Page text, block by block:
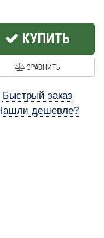
КУПИТЬ
СРАВНИТЬ
Быстрый заказ
дешевле?